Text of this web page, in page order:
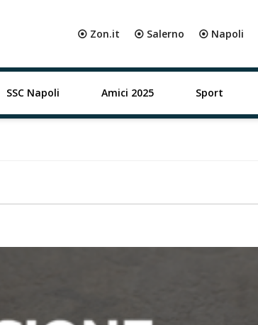
⦿ Zon.it ⦿ Salerno ⦿ Napoli
SSC Napoli Amici 2025 Sport